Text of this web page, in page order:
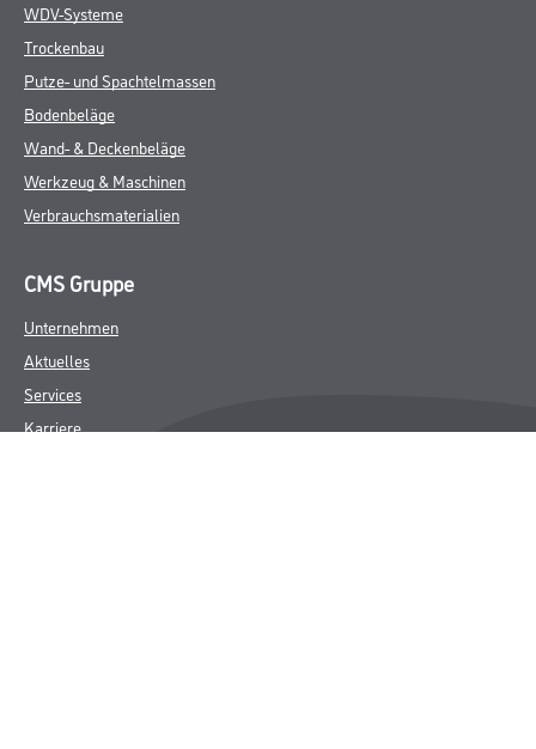
WDV-Systeme
Trockenbau
Putze- und Spachtelmassen
Bodenbeläge
Wand- & Deckenbeläge
Werkzeug & Maschinen
Verbrauchsmaterialien
CMS Gruppe
Unternehmen
Aktuelles
Services
Karriere